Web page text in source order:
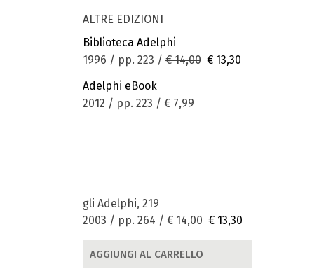
ALTRE EDIZIONI
Biblioteca Adelphi
1996 / pp. 223 / € 14,00 € 13,30
Adelphi eBook
2012 / pp. 223 / € 7,99
gli Adelphi, 219
2003 / pp. 264 / € 14,00 € 13,30
AGGIUNGI AL CARRELLO